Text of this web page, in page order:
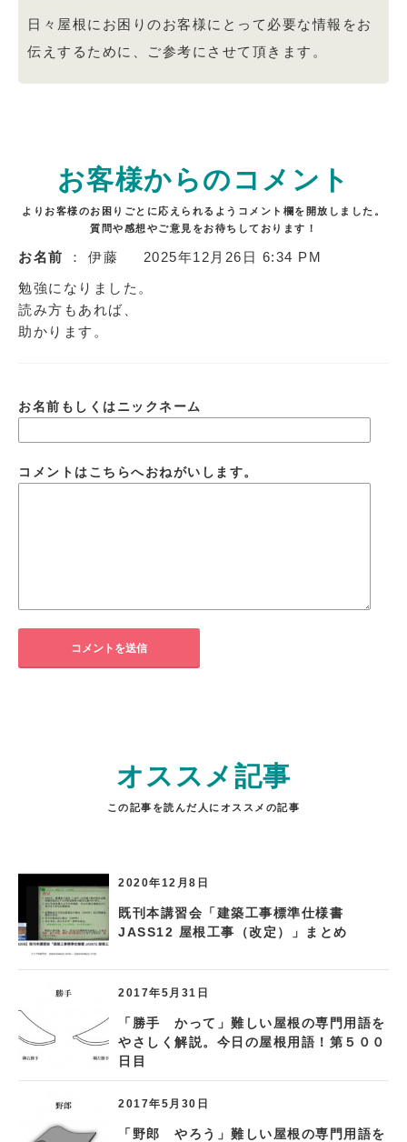
日々屋根にお困りのお客様にとって必要な情報をお
伝えするために、ご参考にさせて頂きます。
お客様からのコメント
よりお客様のお困りごとに応えられるようコメント欄を開放しました。
質問や感想やご意見をお待ちしております！
お名前 ： 伊藤
2025年12月26日 6:34 PM
勉強になりました。
読み方もあれば、
助かります。
お名前もしくはニックネーム
コメントはこちらへおねがいします。
オススメ記事
この記事を読んだ人にオススメの記事
2020年12月8日
既刊本講習会「建築工事標準仕様書
JASS12 屋根工事（改定）」まとめ
2017年5月31日
「勝手 かって」難しい屋根の専門用語を
やさしく解説。今日の屋根用語！第５００
日目
2017年5月30日
「野郎 やろう」難しい屋根の専門用語を